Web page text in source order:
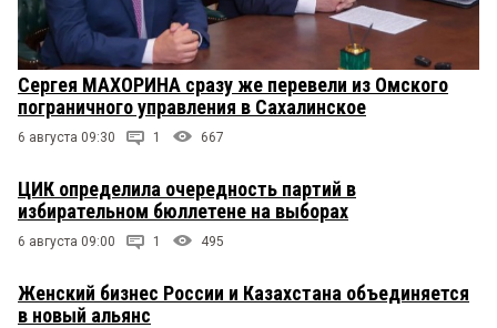
Сергея МАХОРИНА сразу же перевели из Омского
пограничного управления в Сахалинское
6 августа 09:30 1 667
ЦИК определила очередность партий в
избирательном бюллетене на выборах
6 августа 09:00 1 495
Женский бизнес России и Казахстана объединяется
в новый альянс